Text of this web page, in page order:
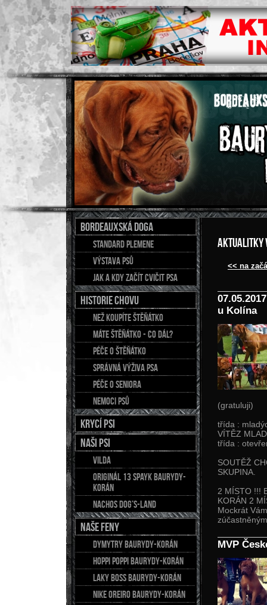
Aktualitky
<< na
u Kolína
(gratuluji)
třída :
VÍTĚZ
třída :
SOUTĚŽ
SKUPINA.
2 MÍSTO !!!
KORÁN 2
Mockrát
MVP
BORDEAUXSKÁ DOGA
Standard plemene
Výstava psů
Jak a kdy začít cvičit psa
Historie chovu
Než koupíte štěňátko
Máte štěňátko - co dál?
Péče o štěňátko
Správná výživa psa
Péče o seniora
Nemoci psů
Krycí psi
NAŠI PSI
Vilda
Originál 13 Spayk Baurydy-
Korán
Nachos Dog’s-Land
NAŠE FENY
DYMYTRY Baurydy-Korán
HOPPI POPPI Baurydy-Korán
LAKY BOSS Baurydy-Korán
NIKE OREIRO Baurydy-Korán